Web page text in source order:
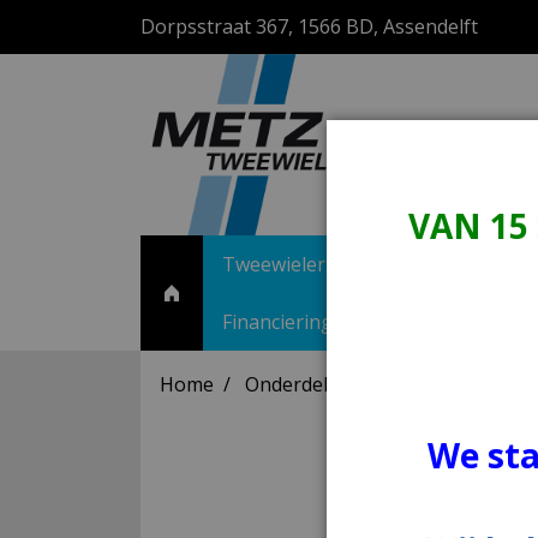
Dorpsstraat 367, 1566 BD, Assendelft
Tweewielers
Financiering scooter
Home Onderdelen en Accessoires
VAN 15
We